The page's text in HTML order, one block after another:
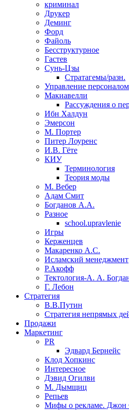
криминал
Друкер
Деминг
Форд
Файоль
Бесструктурное
Гастев
Сунь-Цзы
Стратагемы/разн.
Управление персоналом
Макиавелли
Рассуждения о
Ибн Халдун
Эмерсон
М. Портер
Питер Лоуренс
И.В. Гёте
КИУ
Терминология
Теория моды
М. Вебер
Адам Смит
Богданов А.А.
Разное
school.upravlenie
Игры
Керженцев
Макаренко А.С.
Исламский менеджмент
Р.Акофф
Тектология-А. А.
​Г. Лебон
Стратегия
В.В.Путин
​Стратегия непрямых
Продажи
Маркетинг
PR
Эдвард Бернейс
Клод Хопкинс
Интересное
Дэвид Огилви
М. Дымщиц
Репьев
Мифы о рекламе.